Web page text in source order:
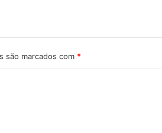
são marcados com *